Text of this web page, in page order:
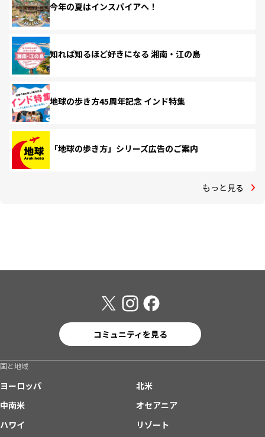
今年の夏はインスパイアへ！
知れば知るほど好きになる 湘南・江の島
地球の歩き方45周年記念 インド特集
「地球の歩き方」シリーズ広告のご案内
もっと見る
コミュニティを見る
国と地域
ヨーロッパ
北米
中南米
オセアニア
ハワイ
リゾート